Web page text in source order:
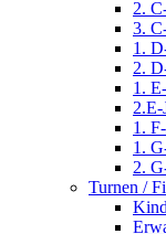
2.
3.
1.
2.
1.
1.
1.
2.
Turnen /